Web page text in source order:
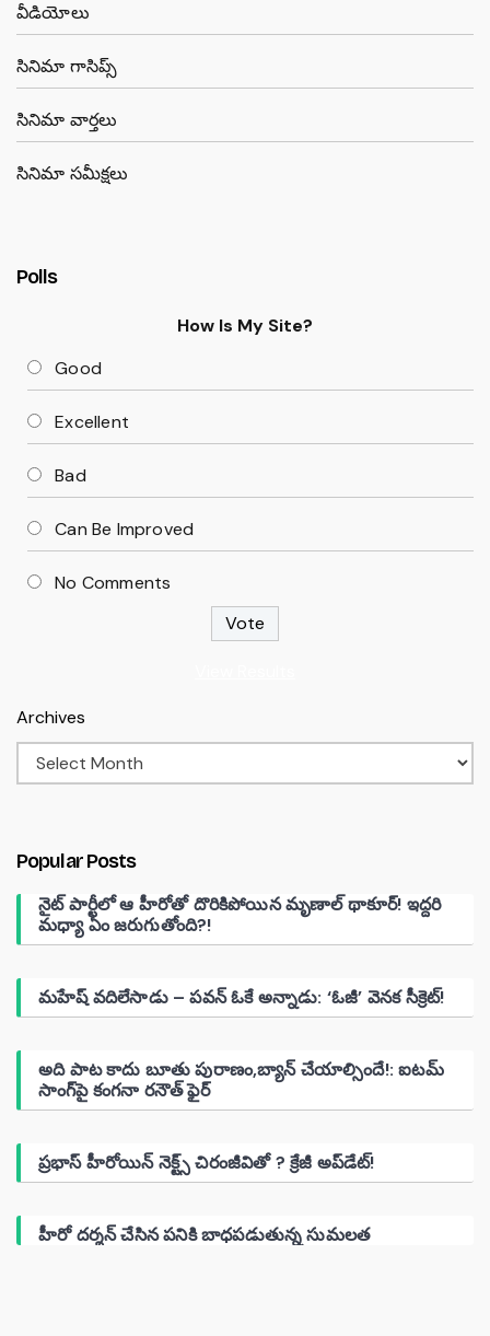
వీడియోలు
సినిమా గాసిప్స్
సినిమా వార్తలు
సినిమా సమీక్షలు
Polls
How Is My Site?
Good
Excellent
Bad
Can Be Improved
No Comments
Archives
Popular Posts
నైట్ పార్టీలో ఆ హీరోతో దొరికిపోయిన మృణాల్ థాకూర్! ఇద్దరి
మధ్యా ఏం జరుగుతోంది?!
మహేష్ వదిలేసాడు – పవన్ ఓకే అన్నాడు: ‘ఓజీ’ వెనక సీక్రెట్!
అది పాట కాదు బూతు పురాణం,బ్యాన్ చేయాల్సిందే!: ఐటమ్
సాంగ్‌పై కంగనా రనౌత్ ఫైర్
ప్రభాస్ హీరోయిన్ నెక్ట్స్ చిరంజీవితో ? క్రేజీ అప్‌డేట్!
హీరో దర్శన్ చేసిన పనికి బాధపడుతున్న సుమలత